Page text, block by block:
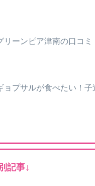
リーンピア津南の口コ
ョプサルが食べたい！
記事↓